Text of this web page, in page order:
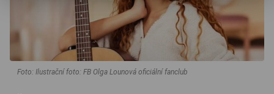
Foto: Ilustrační foto: FB Olga Lounová oficiální fanclub